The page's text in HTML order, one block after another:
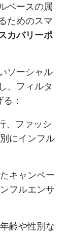
ベースの属
ためのスマ
カバリーポ
ソーシャル
、フィルタ
：
、ファッシ
にインフル
キャンペー
フルエンサ
年齢や性別な